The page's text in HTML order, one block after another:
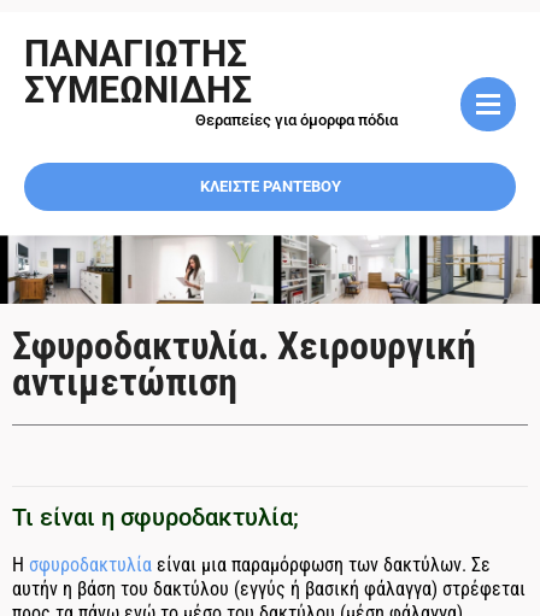
ΠΑΝΑΓΙΩΤΗΣ
ΣΥΜΕΩΝΙΔΗΣ
Θεραπείες για όμορφα πόδια
ΚΛΕΙΣΤΕ ΡΑΝΤΕΒΟΥ
Σφυροδακτυλία. Χειρουργική
αντιμετώπιση
Τι είναι η σφυροδακτυλία;
Η σφυροδακτυλία είναι μια παραμόρφωση των δακτύλων. Σε
αυτήν η βάση του δακτύλου (εγγύς ή βασική φάλαγγα) στρέφεται